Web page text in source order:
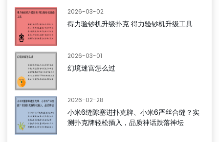
2026-03-02
得力验钞机升级扑克 得力验钞机升级工具
2026-03-01
幻境迷宫怎么过
2026-02-28
小米6缝隙塞进扑克牌、小米6严丝合缝？实
测扑克牌轻松插入，品质神话跌落神坛